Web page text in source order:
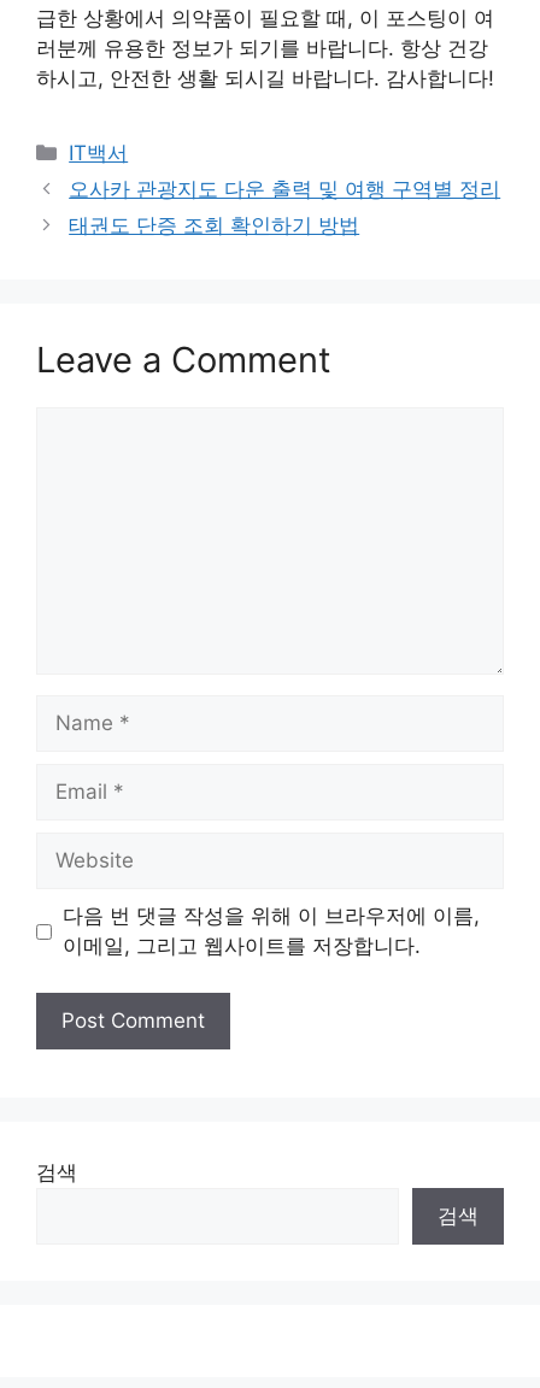
급한 상황에서 의약품이 필요할 때, 이 포스팅이 여
러분께 유용한 정보가 되기를 바랍니다. 항상 건강
하시고, 안전한 생활 되시길 바랍니다. 감사합니다!
Categories
IT백서
Post
navigation
오사카 관광지도 다운 출력 및 여행 구역별 정리
태권도 단증 조회 확인하기 방법
Leave a Comment
Name
Email
Website
다음 번 댓글 작성을 위해 이 브라우저에 이름,
이메일, 그리고 웹사이트를 저장합니다.
검색
검색